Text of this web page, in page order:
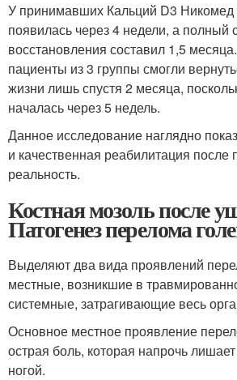
У принимавших Кальций D3 Никомед
появилась через 4 недели, а полный
восстановления составил 1,5
пациенты из 3 группы смогли
жизни лишь спустя 2 месяца,
началась через 5 недель.
Данное исследование наглядно
и качественная реабилитация после
реальность.
Костная мозоль после
Патогенез перелома
Выделяют два вида проявлений
местные, возникшие в
системные, затрагивающие весь
Основное местное проявление
острая боль, которая напрочь
ногой.